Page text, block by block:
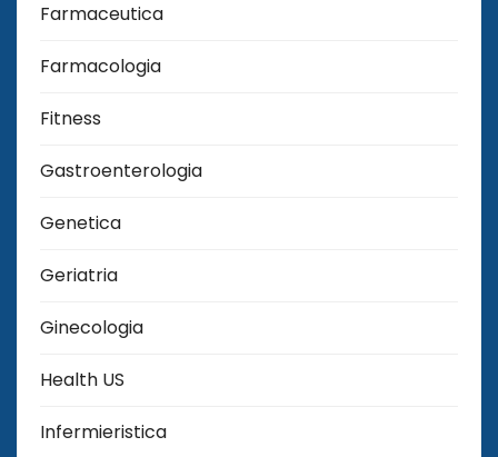
Farmaceutica
Farmacologia
Fitness
Gastroenterologia
Genetica
Geriatria
Ginecologia
Health US
Infermieristica